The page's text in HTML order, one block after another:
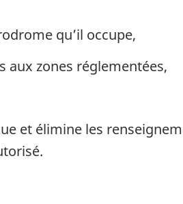
qu’il occupe,
aux zones réglementées,
et élimine les